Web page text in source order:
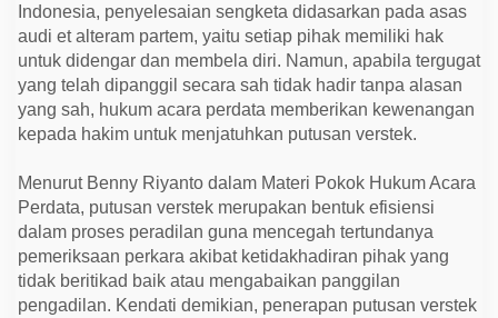
n
V
e
r
s
t
e
k
l
m
P
r
k
Indonesia, penyelesaian sengketa didasarkan pada asas
audi et alteram partem, yaitu setiap pihak memiliki hak
untuk didengar dan membela diri. Namun, apabila tergugat
yang telah dipanggil secara sah tidak hadir tanpa alasan
yang sah, hukum acara perdata memberikan kewenangan
kepada hakim untuk menjatuhkan putusan verstek.
Menurut Benny Riyanto dalam Materi Pokok Hukum Acara
Perdata, putusan verstek merupakan bentuk efisiensi
dalam proses peradilan guna mencegah tertundanya
pemeriksaan perkara akibat ketidakhadiran pihak yang
tidak beritikad baik atau mengabaikan panggilan
pengadilan. Kendati demikian, penerapan putusan verstek